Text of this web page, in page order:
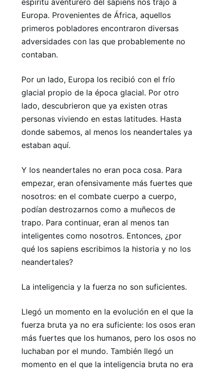
espíritu aventurero del sapiens nos trajo a
Europa. Provenientes de África, aquellos
primeros pobladores encontraron diversas
adversidades con las que probablemente no
contaban.
Por un lado, Europa los recibió con el frío
glacial propio de la época glacial. Por otro
lado, descubrieron que ya existen otras
personas viviendo en estas latitudes. Hasta
donde sabemos, al menos los neandertales ya
estaban aquí.
Y los neandertales no eran poca cosa. Para
empezar, eran ofensivamente más fuertes que
nosotros: en el combate cuerpo a cuerpo,
podían destrozarnos como a muñecos de
trapo. Para continuar, eran al menos tan
inteligentes como nosotros. Entonces, ¿por
qué los sapiens escribimos la historia y no los
neandertales?
La inteligencia y la fuerza no son suficientes.
Llegó un momento en la evolución en el que la
fuerza bruta ya no era suficiente: los osos eran
más fuertes que los humanos, pero los osos no
luchaban por el mundo. También llegó un
momento en el que la inteligencia bruta no era